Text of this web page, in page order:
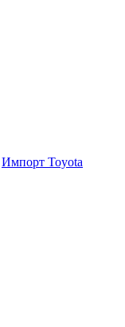
Импорт Toyota